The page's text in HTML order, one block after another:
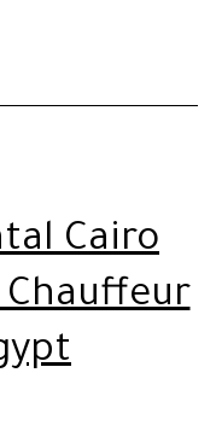
Cairo